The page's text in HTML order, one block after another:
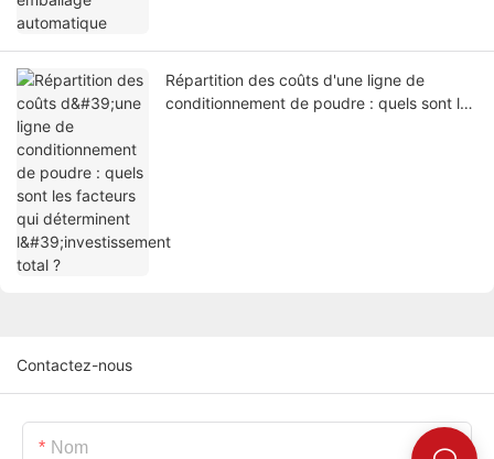
Répartition des coûts d'une ligne de
conditionnement de poudre : quels sont les
Contactez-nous
Nom